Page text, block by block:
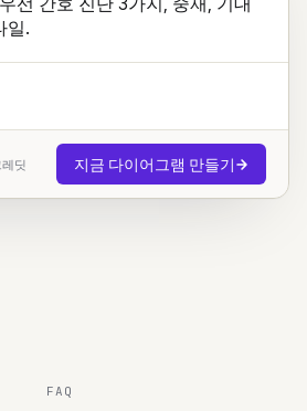
일.
딧 지금 다이어그램 만들기
FAQ